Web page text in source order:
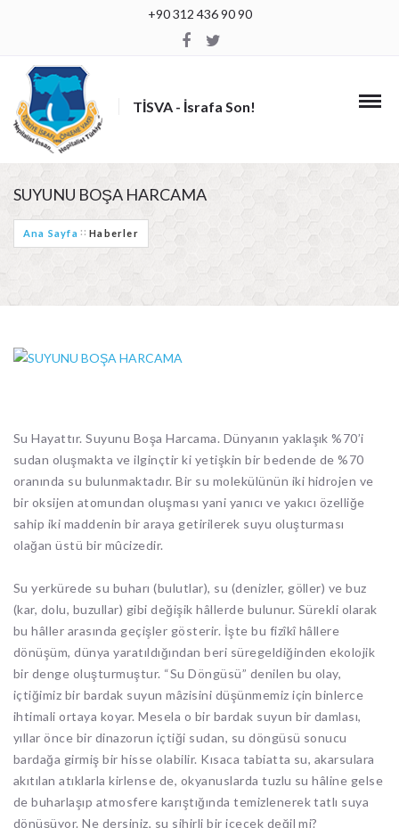
+90 312 436 90 90
TİSVA - İsrafa Son!
SUYUNU BOŞA HARCAMA
Ana Sayfa Haberler
Su Hayattır. Suyunu Boşa Harcama. Dünyanın yaklaşık %70’i
sudan oluşmakta ve ilginçtir ki yetişkin bir bedende de %70
oranında su bulunmaktadır. Bir su molekülünün iki hidrojen ve
bir oksijen atomundan oluşması yani yanıcı ve yakıcı özelliğe
sahip iki maddenin bir araya getirilerek suyu oluşturması
olağan üstü bir mûcizedir.
Su yerkürede su buharı (bulutlar), su (denizler, göller) ve buz
(kar, dolu, buzullar) gibi değişik hâllerde bulunur. Sürekli olarak
bu hâller arasında geçişler gösterir. İşte bu fizîkî hâllere
dönüşüm, dünya yaratıldığından beri süregeldiğinden ekolojik
bir denge oluşturmuştur. “Su Döngüsü” denilen bu olay,
içtiğimiz bir bardak suyun mâzisini düşünmemiz için binlerce
ihtimali ortaya koyar. Mesela o bir bardak suyun bir damlası,
yıllar önce bir dinazorun içtiği sudan, su döngüsü sonucu
bardağa girmiş bir hisse olabilir. Kısaca tabiatta su, akarsulara
akıtılan atıklarla kirlense de, okyanuslarda tuzlu su hâline gelse
de buharlaşıp atmosfere karıştığında temizlenerek tatlı suya
dönüşüyor. Ne dersiniz, su sihirli bir içecek değil mi?